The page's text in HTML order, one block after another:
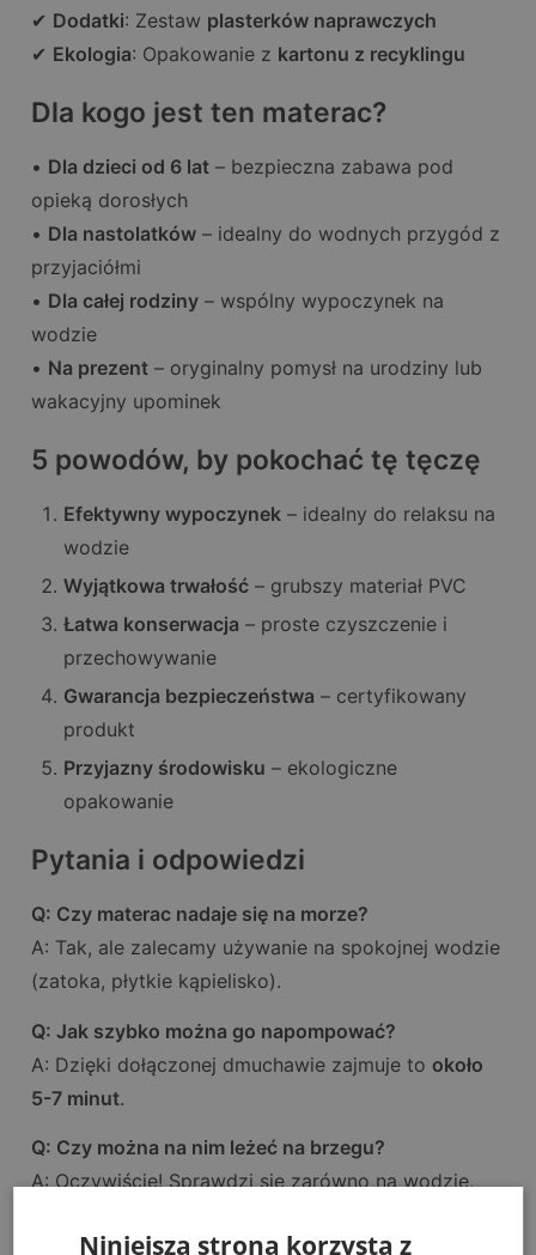
✔ Dodatki: Zestaw plasterków naprawczych
✔ Ekologia: Opakowanie z kartonu z recyklingu
Dla kogo jest ten materac?
• Dla dzieci od 6 lat – bezpieczna zabawa pod
opieką dorosłych
• Dla nastolatków – idealny do wodnych przygód z
przyjaciółmi
• Dla całej rodziny – wspólny wypoczynek na
wodzie
• Na prezent – oryginalny pomysł na urodziny lub
wakacyjny upominek
5 powodów, by pokochać tę tęczę
Efektywny wypoczynek – idealny do relaksu na
wodzie
Wyjątkowa trwałość – grubszy materiał PVC
Łatwa konserwacja – proste czyszczenie i
przechowywanie
Gwarancja bezpieczeństwa – certyfikowany
produkt
Przyjazny środowisku – ekologiczne
opakowanie
Pytania i odpowiedzi
Q: Czy materac nadaje się na morze?
A: Tak, ale zalecamy używanie na spokojnej wodzie
(zatoka, płytkie kąpielisko).
Q: Jak szybko można go napompować?
A: Dzięki dołączonej dmuchawie zajmuje to około
5-7 minut.
Q: Czy można na nim leżeć na brzegu?
A: Oczywiście! Sprawdzi się zarówno na wodzie,
Niniejsza strona korzysta z